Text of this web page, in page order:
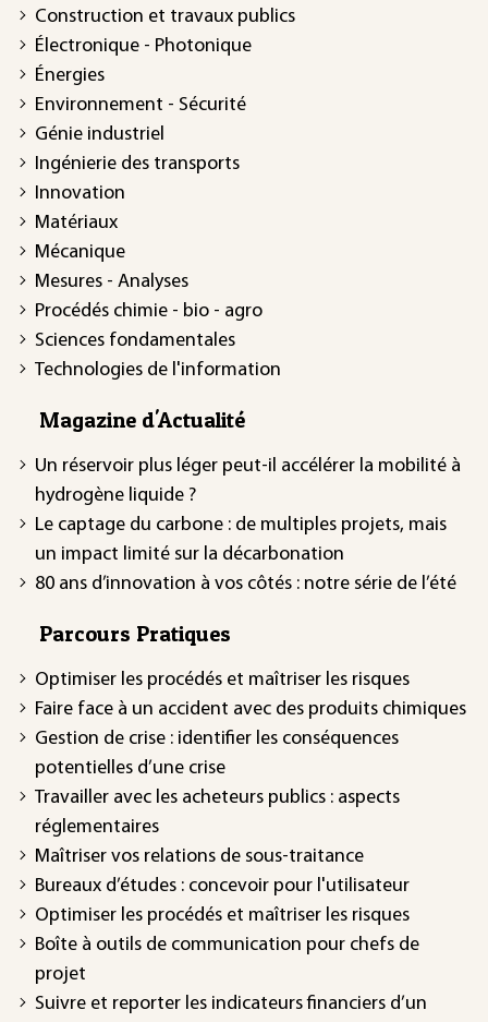
Construction et travaux publics
Électronique - Photonique
Énergies
Environnement - Sécurité
Génie industriel
Ingénierie des transports
Innovation
Matériaux
Mécanique
Mesures - Analyses
Procédés chimie - bio - agro
Sciences fondamentales
Technologies de l'information
Magazine d'Actualité
Un réservoir plus léger peut-il accélérer la mobilité à
hydrogène liquide ?
Le captage du carbone : de multiples projets, mais
un impact limité sur la décarbonation
80 ans d’innovation à vos côtés : notre série de l’été
Parcours Pratiques
Optimiser les procédés et maîtriser les risques
Faire face à un accident avec des produits chimiques
Gestion de crise : identifier les conséquences
potentielles d’une crise
Travailler avec les acheteurs publics : aspects
réglementaires
Maîtriser vos relations de sous-traitance
Bureaux d’études : concevoir pour l'utilisateur
Optimiser les procédés et maîtriser les risques
Boîte à outils de communication pour chefs de
projet
Suivre et reporter les indicateurs financiers d’un